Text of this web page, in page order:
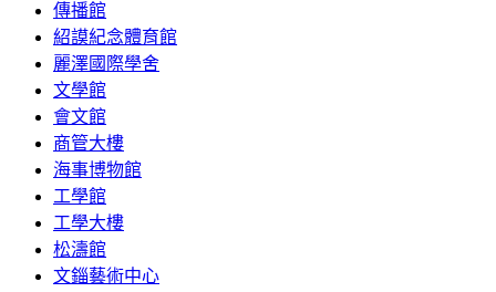
傳播館
紹謨紀念體育館
麗澤國際學舍
文學館
會文館
商管大樓
海事博物館
工學館
工學大樓
松濤館
文錙藝術中心